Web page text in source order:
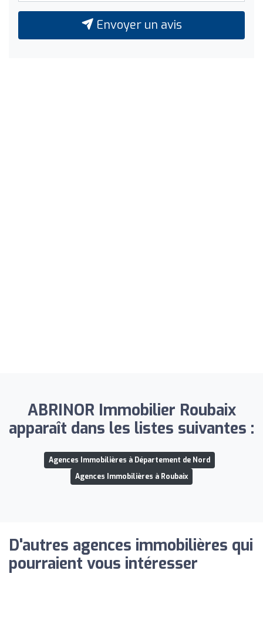
Envoyer un avis
ABRINOR Immobilier Roubaix
apparaît dans les listes suivantes :
Agences Immobilières à Département de Nord
Agences Immobilières à Roubaix
D'autres agences immobilières qui
pourraient vous intéresser